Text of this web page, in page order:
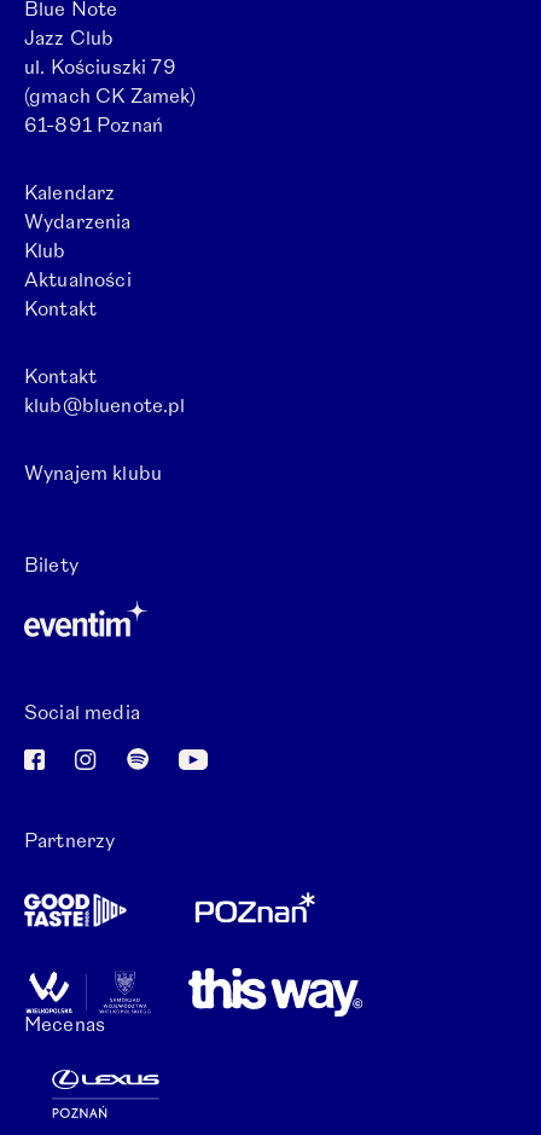
Blue Note
Jazz Club
ul. Kościuszki 79
(gmach CK Zamek)
61-891 Poznań
Kalendarz
Wydarzenia
Klub
Aktualności
Kontakt
Kontakt
klub@bluenote.pl
Wynajem klubu
BiletyOtwórz link w nowej karcie.
Social media
Partnerzy
Mecenas